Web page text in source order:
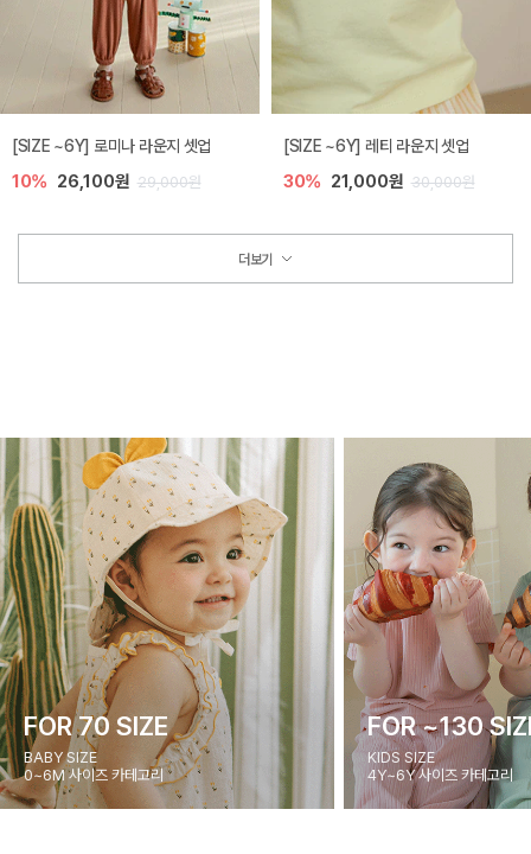
[SIZE ~6Y] 로미나 라운지 셋업
10% 26,100원 29,000원
[SIZE ~6Y] 레티 라운지 셋업
30% 21,000원 30,000원
더보기
FOR 70 SIZE
BABY SIZE
0~6M 사이즈 카테고리
FOR ~130
KIDS SIZE
4Y~6Y 사이즈 카테고리